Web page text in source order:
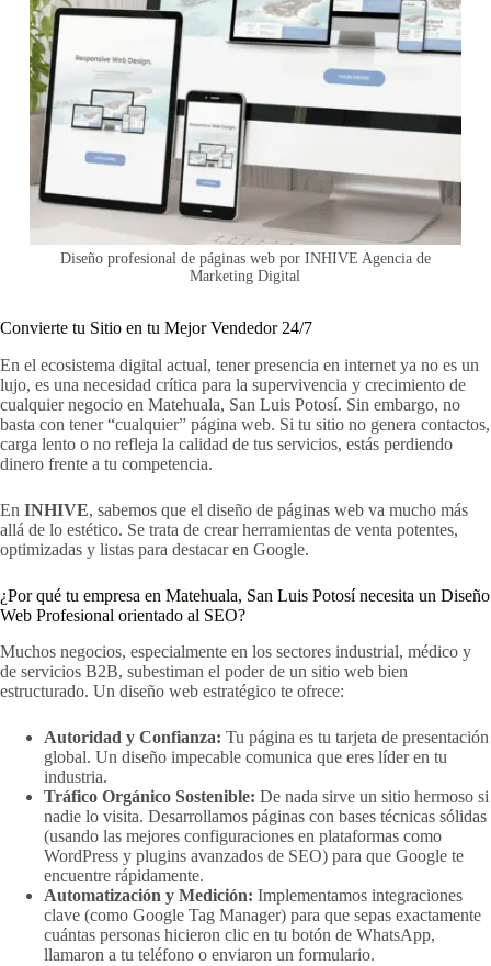
Diseño profesional de páginas web por INHIVE Agencia de
Marketing Digital
Convierte tu Sitio en tu Mejor Vendedor 24/7
En el ecosistema digital actual, tener presencia en internet ya no es un
lujo, es una necesidad crítica para la supervivencia y crecimiento de
cualquier negocio en Matehuala, San Luis Potosí. Sin embargo, no
basta con tener “cualquier” página web. Si tu sitio no genera contactos,
carga lento o no refleja la calidad de tus servicios, estás perdiendo
dinero frente a tu competencia.
En INHIVE, sabemos que el diseño de páginas web va mucho más
allá de lo estético. Se trata de crear herramientas de venta potentes,
optimizadas y listas para destacar en Google.
¿Por qué tu empresa en Matehuala, San Luis Potosí necesita un Diseño
Web Profesional orientado al SEO?
Muchos negocios, especialmente en los sectores industrial, médico y
de servicios B2B, subestiman el poder de un sitio web bien
estructurado. Un diseño web estratégico te ofrece:
Autoridad y Confianza: Tu página es tu tarjeta de presentación
global. Un diseño impecable comunica que eres líder en tu
industria.
Tráfico Orgánico Sostenible: De nada sirve un sitio hermoso si
nadie lo visita. Desarrollamos páginas con bases técnicas sólidas
(usando las mejores configuraciones en plataformas como
WordPress y plugins avanzados de SEO) para que Google te
encuentre rápidamente.
Automatización y Medición: Implementamos integraciones
clave (como Google Tag Manager) para que sepas exactamente
cuántas personas hicieron clic en tu botón de WhatsApp,
llamaron a tu teléfono o enviaron un formulario.